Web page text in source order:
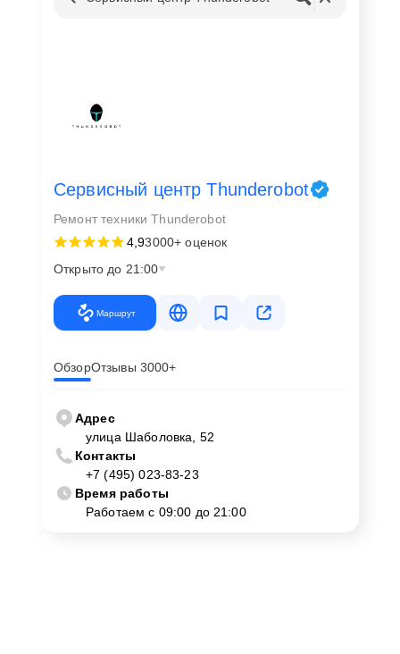
Сервисный центр Thunderobot
Ремонт техники Thunderobot
4,93000+ оценок
Открыто до 21:00
Маршрут
ОбзорОтзывы 3000+
Адрес
улица Шаболовка, 52
Контакты
+7 (495) 023-83-23
Время работы
Работаем с 09:00 до 21:00